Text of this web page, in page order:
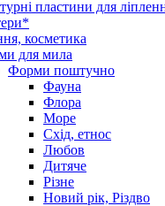
пластини для
косметика
для мила
Форми поштучно
Фауна
Флора
Море
Схід, етнос
Любов
Дитяче
Різне
Новий рік, Різдво